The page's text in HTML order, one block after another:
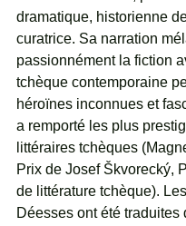
dramatique, historienne
curatrice. Sa narration
passionnément la fiction
tchèque contemporaine
héroïnes inconnues et
a remporté les plus
littéraires tchèques
Prix de Josef Škvorecký,
de littérature tchèque).
Déesses ont été traduites